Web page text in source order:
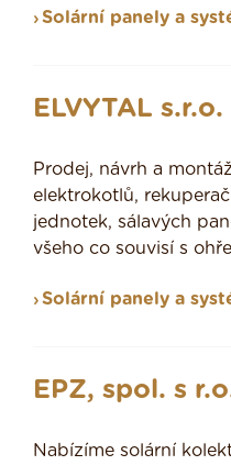
Solární panely a
ELVYTAL s.r.o.
Prodej, návrh a
elektrokotlů,
jednotek, sálavých
všeho co souvisí s
Solární panely a
EPZ, spol. s
Nabízíme solární